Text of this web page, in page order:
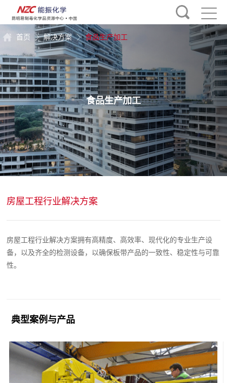
食品生产加工
首页 解决方案 食品生产加工
房屋工程行业解决方案
房屋工程行业解决方案拥有高精度、高效率、现代化的专业生产设
备，以及齐全的检测设备，以确保板带产品的一致性、稳定性与可靠
性。
典型案例与产品